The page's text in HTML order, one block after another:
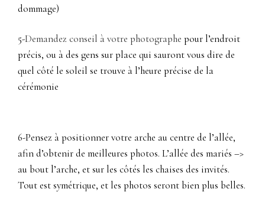
dommage)
5-Demandez conseil à votre photographe pour l’endroit
précis, ou à des gens sur place qui sauront vous dire de
quel côté le soleil se trouve à l’heure précise de la
cérémonie
6-Pensez à positionner votre arche au centre de l’allée,
afin d’obtenir de meilleures photos. L’allée des mariés –>
au bout l’arche, et sur les côtés les chaises des invités.
Tout est symétrique, et les photos seront bien plus belles.